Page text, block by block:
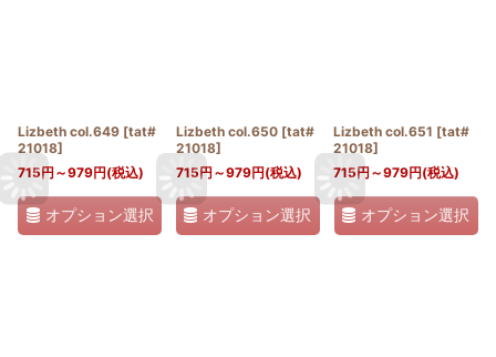
Lizbeth col.649 [tat#
21018]
715円 ～979円(税込)
オプション選択
Lizbeth col.650 [tat#
21018]
715円 ～979円(税込)
オプション選択
Lizbeth col.651 [tat#
21018]
715円 ～979円(税込)
オプション選択